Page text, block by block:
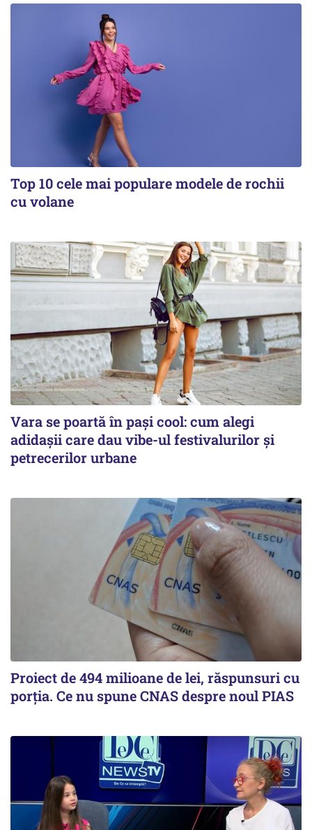
Top 10 cele mai populare modele de rochii
cu volane
Vara se poartă în pași cool: cum alegi
adidașii care dau vibe-ul festivalurilor și
petrecerilor urbane
Proiect de 494 milioane de lei, răspunsuri cu
porția. Ce nu spune CNAS despre noul PIAS